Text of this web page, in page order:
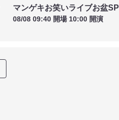
マンゲキお笑いライブお盆SP
08/08 09:40 開場 10:00 開演